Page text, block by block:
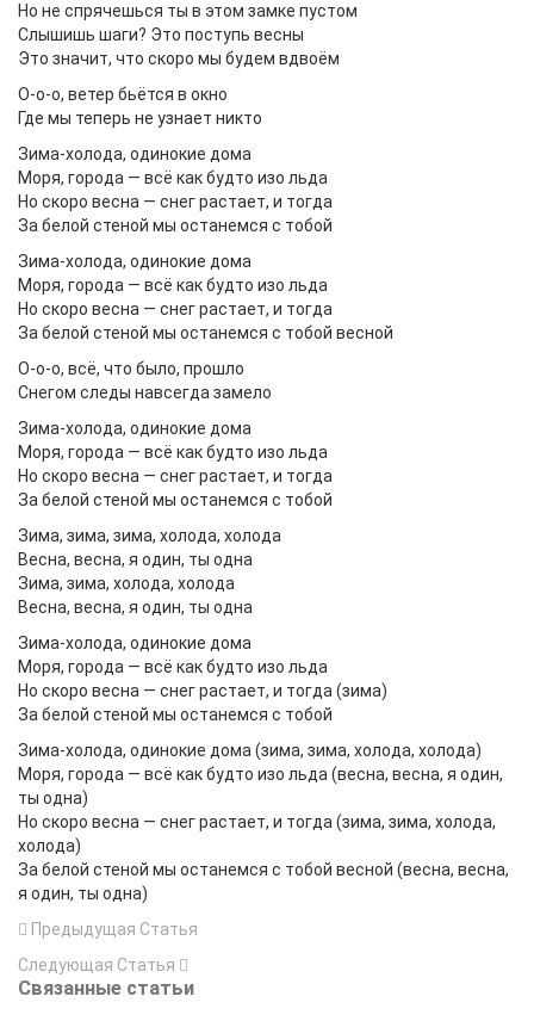
Но не спрячешься ты в этом замке пустом
Слышишь шаги? Это поступь весны
Это значит, что скоро мы будем вдвоём
О-о-о, ветер бьётся в окно
Где мы теперь не узнает никто
Зима-холода, одинокие дома
Моря, города — всё как будто изо льда
Но скоро весна — снег растает, и тогда
За белой стеной мы останемся с тобой
Зима-холода, одинокие дома
Моря, города — всё как будто изо льда
Но скоро весна — снег растает, и тогда
За белой стеной мы останемся с тобой весной
О-о-о, всё, что было, прошло
Снегом следы навсегда замело
Зима-холода, одинокие дома
Моря, города — всё как будто изо льда
Но скоро весна — снег растает, и тогда
За белой стеной мы останемся с тобой
Зима, зима, зима, холода, холода
Весна, весна, я один, ты одна
Зима, зима, холода, холода
Весна, весна, я один, ты одна
Зима-холода, одинокие дома
Моря, города — всё как будто изо льда
Но скоро весна — снег растает, и тогда (зима)
За белой стеной мы останемся с тобой
Зима-холода, одинокие дома (зима, зима, холода, холода)
Моря, города — всё как будто изо льда (весна, весна, я один,
ты одна)
Но скоро весна — снег растает, и тогда (зима, зима, холода,
холода)
За белой стеной мы останемся с тобой весной (весна, весна,
я один, ты одна)
Предыдущая Статья
Следующая Статья
Связанные статьи